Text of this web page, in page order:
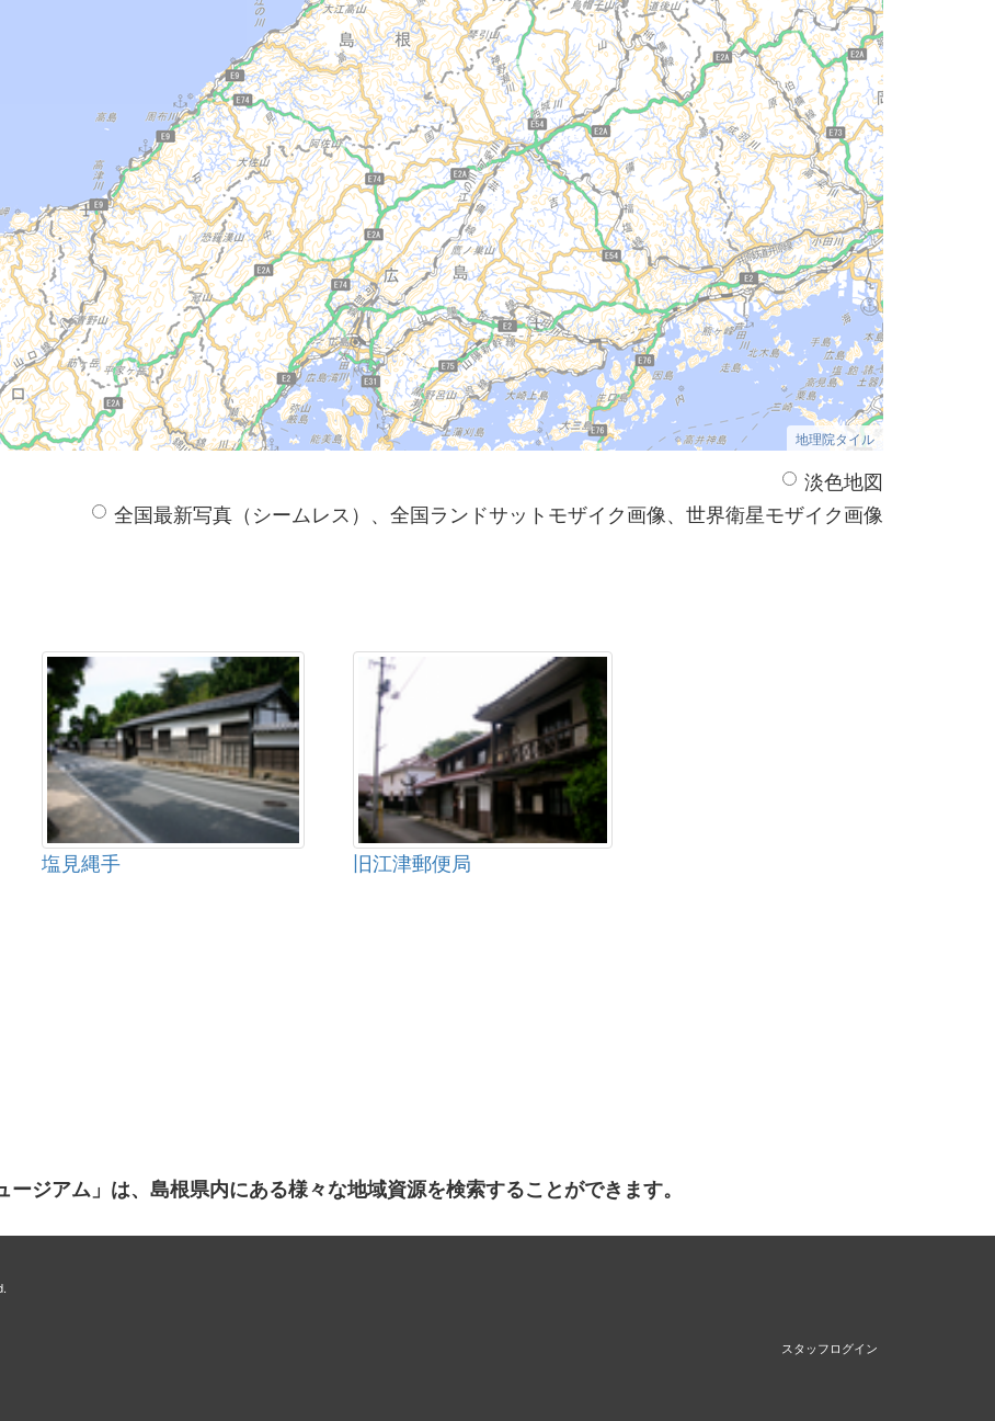
地理院タイル
淡色地図
全国最新写真（シームレス）、全国ランドサットモザイク画像、世界衛星モザイク画像
塩見縄手 旧江津郵便局
ージアム」は、島根県内にある様々な地域資源を検索することができます。
スタッフログイン